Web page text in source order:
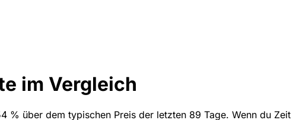
im Vergleich
über dem typischen Preis der letzten 89 Tage. Wenn du Zeit